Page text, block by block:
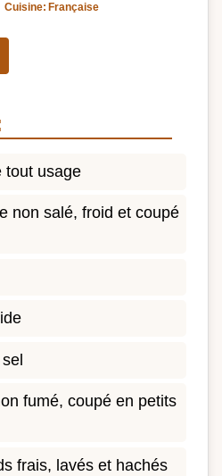
Cuisine: Française
tout usage
non salé, froid et coupé
fumé, coupé en petits
frais, lavés et hachés